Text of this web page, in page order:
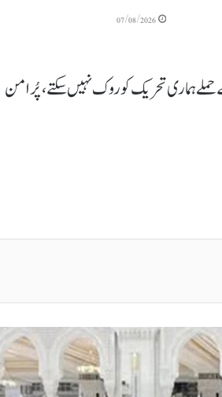
07/08/2026
ہماری تحریک کو روک نہیں سکتے، پُرامن